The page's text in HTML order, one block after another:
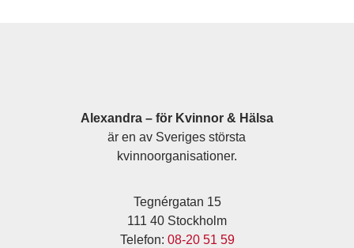
Alexandra – för Kvinnor & Hälsa
är en av Sveriges största
kvinnoorganisationer.
Tegnérgatan 15
111 40 Stockholm
Telefon: 08-20 51 59